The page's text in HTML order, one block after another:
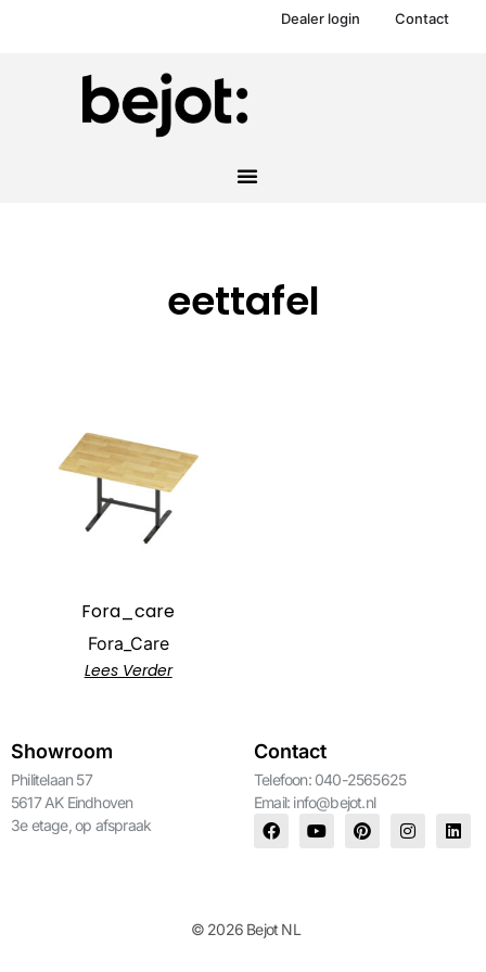
Dealer login Contact
eettafel
Fora_care
Fora_Care
Lees Verder
Showroom
Philitelaan 57
5617 AK Eindhoven
3e etage, op afspraak
Contact
Telefoon: 040-2565625
Email: info@bejot.nl
© 2026 Bejot NL